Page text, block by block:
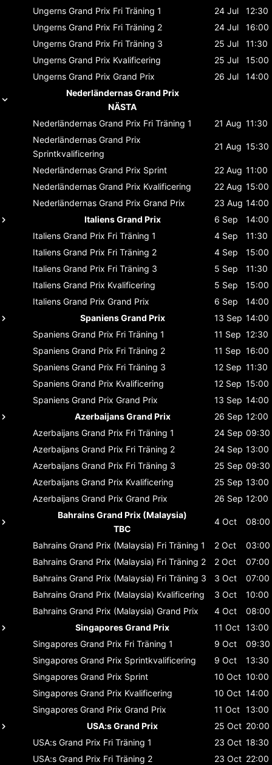
Ungerns Grand Prix Fri Träning 1 24 Jul
12:30
Ungerns Grand Prix Fri Träning 2 24 Jul
16:00
Ungerns Grand Prix Fri Träning 3 25 Jul
11:30
Ungerns Grand Prix Kvalificering 25 Jul
15:00
Ungerns Grand Prix Grand Prix 26 Jul
14:00
Nederländernas Grand Prix
NÄSTA
Nederländernas Grand Prix Fri Träning 1 21 Aug 11:30
Nederländernas Grand Prix
Sprintkvalificering
21 Aug 15:30
Nederländernas Grand Prix Sprint 22 Aug 11:00
Nederländernas Grand Prix Kvalificering 22 Aug 15:00
Nederländernas Grand Prix Grand Prix 23 Aug 14:00
Italiens Grand Prix
6 Sep
14:00
Italiens Grand Prix Fri Träning 1 4 Sep
11:30
Italiens Grand Prix Fri Träning 2 4 Sep
15:00
Italiens Grand Prix Fri Träning 3 5 Sep
11:30
Italiens Grand Prix Kvalificering 5 Sep
15:00
Italiens Grand Prix Grand Prix 6 Sep
14:00
Spaniens Grand Prix
13 Sep 14:00
Spaniens Grand Prix Fri Träning 1 11 Sep 12:30
Spaniens Grand Prix Fri Träning 2 11 Sep 16:00
Spaniens Grand Prix Fri Träning 3 12 Sep 11:30
Spaniens Grand Prix Kvalificering 12 Sep 15:00
Spaniens Grand Prix Grand Prix 13 Sep 14:00
Azerbaijans Grand Prix
26 Sep 12:00
Azerbaijans Grand Prix Fri Träning 1 24 Sep 09:30
Azerbaijans Grand Prix Fri Träning 2 24 Sep 13:00
Azerbaijans Grand Prix Fri Träning 3 25 Sep 09:30
Azerbaijans Grand Prix Kvalificering 25 Sep 13:00
Azerbaijans Grand Prix Grand Prix 26 Sep 12:00
Bahrains Grand Prix (Malaysia)
TBC
4 Oct 08:00
Bahrains Grand Prix (Malaysia) Fri Träning 1 2 Oct
03:00
Bahrains Grand Prix (Malaysia) Fri Träning 2 2 Oct
07:00
Bahrains Grand Prix (Malaysia) Fri Träning 3 3 Oct
07:00
Bahrains Grand Prix (Malaysia) Kvalificering 3 Oct
10:00
Bahrains Grand Prix (Malaysia) Grand Prix 4 Oct
08:00
Singapores Grand Prix
11 Oct 13:00
Singapores Grand Prix Fri Träning 1 9 Oct
09:30
Singapores Grand Prix Sprintkvalificering 9 Oct
13:30
Singapores Grand Prix Sprint 10 Oct 10:00
Singapores Grand Prix Kvalificering 10 Oct 14:00
Singapores Grand Prix Grand Prix 11 Oct 13:00
USA:s Grand Prix
25 Oct 20:00
USA:s Grand Prix Fri Träning 1 23 Oct 18:30
USA:s Grand Prix Fri Träning 2 23 Oct 22:00